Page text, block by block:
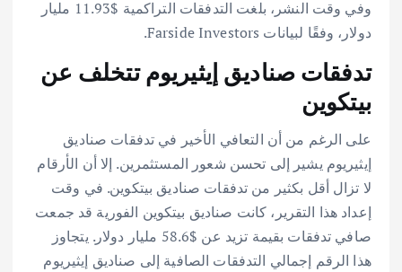
وفي وقت النشر، بلغت التدفقات التراكمية $11.93 مليار
دولار، وفقًا لبيانات Farside Investors.
تدفقات صناديق إيثيريوم تتخلف عن
بيتكوين
على الرغم من أن التعافي الأخير في تدفقات صناديق
إيثيريوم يشير إلى تحسن شعور المستثمرين. إلا أن الأرقام
لا تزال أقل بكثير من تدفقات صناديق بيتكوين. في وقت
إعداد هذا التقرير، كانت صناديق بيتكوين الفورية قد جمعت
صافي تدفقات بقيمة تزيد عن $58.6 مليار دولار. يتجاوز
هذا الرقم إجمالي التدفقات الصافية إلى صناديق إيثيريوم